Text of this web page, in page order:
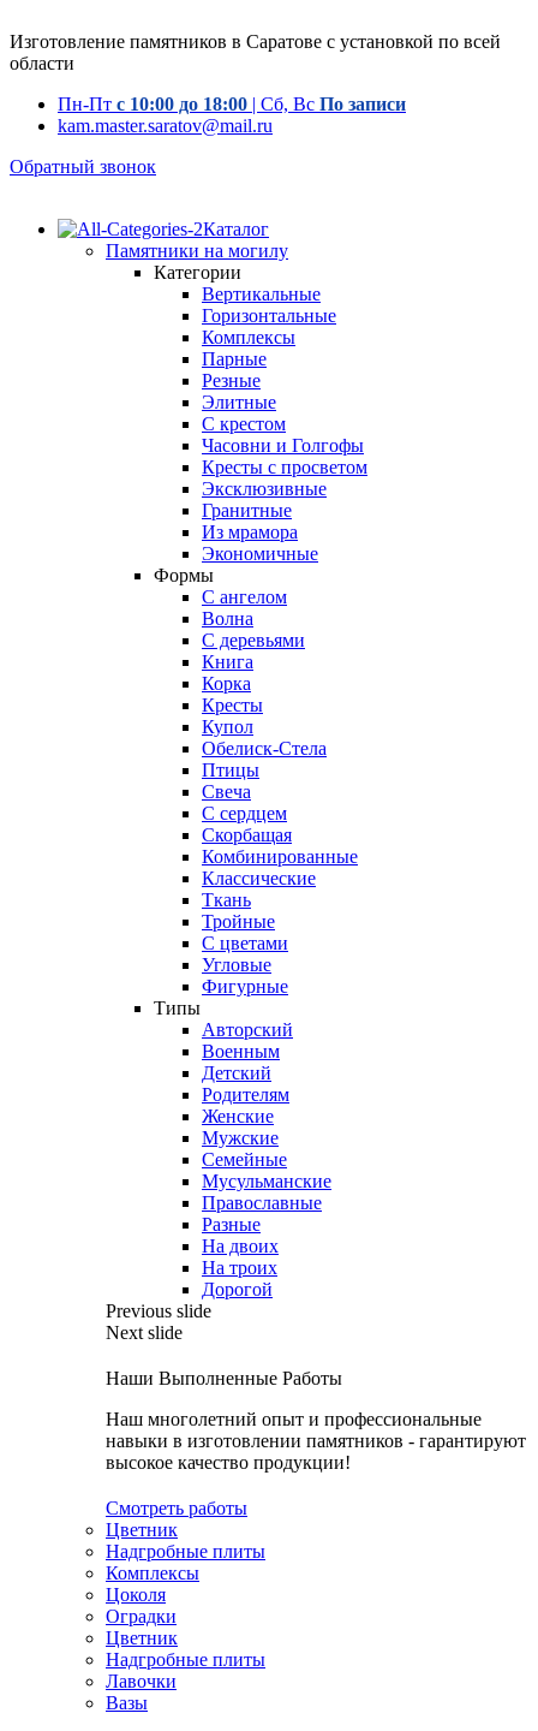
Изготовление памятников в Саратове с установкой по всей
области
Пн-Пт с 10:00 до 18:00 | Сб, Вс По записи
kam.master.saratov@mail.ru
Обратный звонок
Каталог
Памятники на могилу
Категории
Вертикальные
Горизонтальные
Комплексы
Парные
Резные
Элитные
С крестом
Часовни и Голгофы
Кресты с просветом
Эксклюзивные
Гранитные
Из мрамора
Экономичные
Формы
С ангелом
Волна
С деревьями
Книга
Корка
Кресты
Купол
Обелиск-Стела
Птицы
Свеча
С сердцем
Скорбащая
Комбинированные
Классические
Ткань
Тройные
С цветами
Угловые
Фигурные
Типы
Авторский
Военным
Детский
Родителям
Женские
Мужские
Семейные
Мусульманские
Православные
Разные
На двоих
На троих
Дорогой
Previous slide
Next slide
Наши Выполненные Работы
Наш многолетний опыт и профессиональные
навыки в изготовлении памятников - гарантируют
высокое качество продукции!
Смотреть работы
Цветник
Надгробные плиты
Комплексы
Цоколя
Оградки
Цветник
Надгробные плиты
Лавочки
Вазы